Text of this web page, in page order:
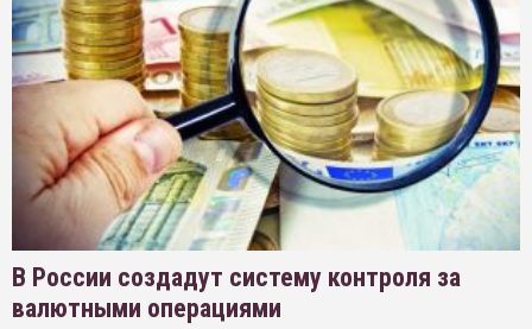
В России создадут систему контроля за
валютными операциями